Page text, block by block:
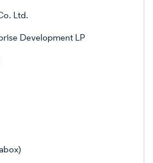
Ltd.
Development LP